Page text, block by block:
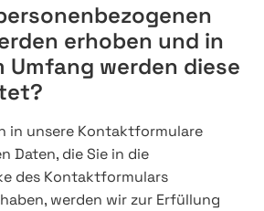
erhoben und in
Umfang werden diese
in unsere Kontaktformulare
Daten, die Sie in die
des Kontaktformulars
werden wir zur Erfüllung